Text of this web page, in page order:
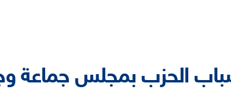
شباب الحزب بمجلس جماعة